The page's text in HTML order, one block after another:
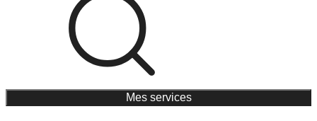
Mes services